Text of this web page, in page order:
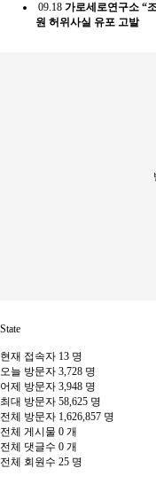
09.18 가로세로연구소 “
원 허위사실 유포 고발
State
현재 접속자 13 명
오늘 방문자 3,728 명
어제 방문자 3,948 명
최대 방문자 58,625 명
전체 방문자 1,626,857 명
전체 게시물 0 개
전체 댓글수 0 개
전체 회원수 25 명